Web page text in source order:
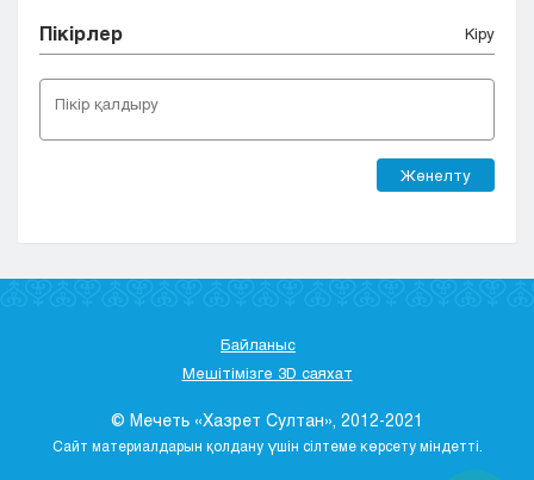
Пікірлер Кіру
Жөнелту
Байланыс
Мешітімізге 3D саяхат
© Мечеть «Хазрет Султан», 2012-2021
Сайт материалдарын қолдану үшін сілтеме көрсету міндетті.